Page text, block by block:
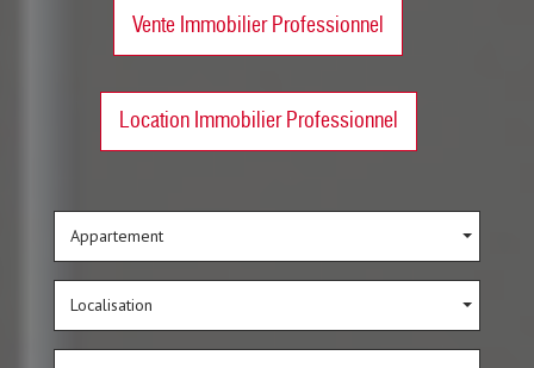
Vente Immobilier Professionnel
Location Immobilier Professionnel
Appartement
Localisation